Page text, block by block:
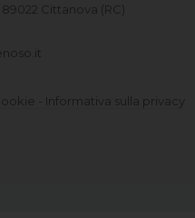
Cittanova (RC)
Informativa sulla privacy